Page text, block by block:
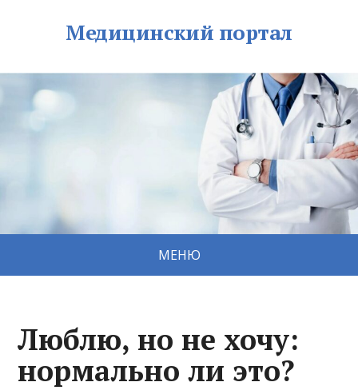
Медицинский портал
МЕНЮ
Люблю, но не хочу:
нормально ли это?